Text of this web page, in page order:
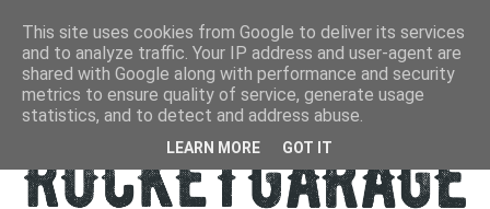
This site uses cookies from Google to deliver its services
and to analyze traffic. Your IP address and user-agent are
shared with Google along with performance and security
metrics to ensure quality of service, generate usage
statistics, and to detect and address abuse.
LEARN MORE GOT IT